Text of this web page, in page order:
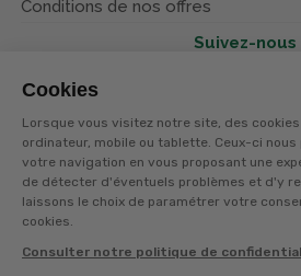
Cookies
Lorsque vous visitez notre site, des
ordinateur, mobile ou tablette. Ceux-ci
votre navigation en vous proposant une
de détecter d'éventuels problèmes et d'y
laissons le choix de paramétrer votre
cookies.
Consulter notre politique de
Conditions de nos offres
Suivez-nous
© Terres et eaux
Politique de
Mentions légales
CGV